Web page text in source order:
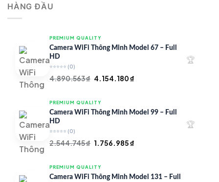
HÀNG ĐẦU
PREMIUM QUALITY
Camera WiFi Thông Minh Model 67 – Full
HD
⭐⭐⭐⭐⭐ (0)
4.890.563₫ Giá
là:
4.890.563 ₫.
4.154.180₫
là:
🏆
PREMIUM QUALITY
Camera WiFi Thông Minh Model 99 – Full
HD
⭐⭐⭐⭐⭐ (0)
2.544.745₫ Giá
là:
2.544.745 ₫.
1.756.985₫
là:
🏆
PREMIUM QUALITY
Camera WiFi Thông Minh Model 131 – Full